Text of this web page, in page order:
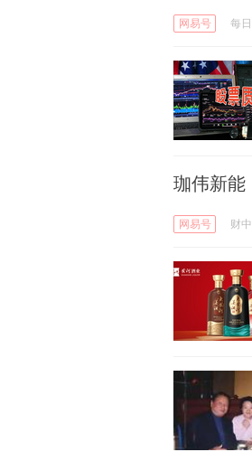
网易号 每
珈伟新能
网易号 财